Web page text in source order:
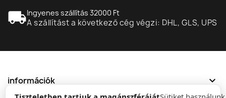
local_shippingIngyenes szállítás 32000 Ft
A szállítást a következő cég végzi: DHL, GLS, UPS
információk expand_more